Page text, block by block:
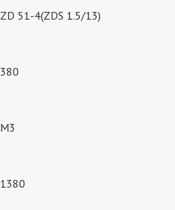
ZD 51-4(ZDS 1.5/13)
380
М3
1380